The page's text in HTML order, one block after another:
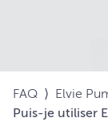
FAQ ⟩ Elvie
Puis-je utiliser